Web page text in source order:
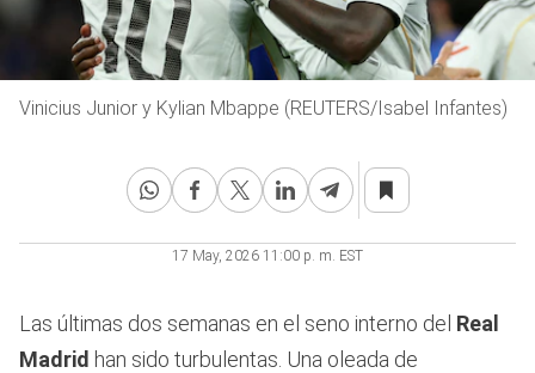
Vinicius Junior y Kylian Mbappe (REUTERS/Isabel Infantes)
17 May, 2026 11:00 p. m. EST
Las últimas dos semanas en el seno interno del Real
Madrid han sido turbulentas. Una oleada de